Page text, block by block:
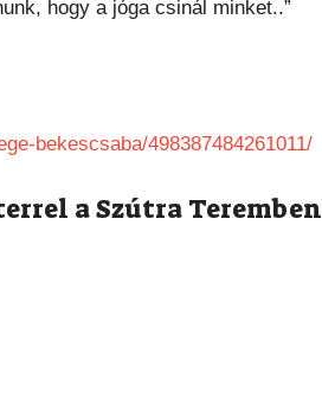
hogy a jóga csinál minket..”
bekescsaba/498387484261011/
a Szútra Teremben